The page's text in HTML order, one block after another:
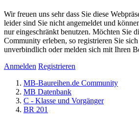
Wir freuen uns sehr dass Sie diese
leider sind Sie nicht angemeldet und
nur eingeschränkt benutzen. Möchten Sie
Community erleben, so registrieren Sie
unverbindlich oder melden sich mit Ihren
Anmelden Registrieren
MB-Baureihen.de Community
MB Datenbank
C - Klasse und Vorgänger
BR 201